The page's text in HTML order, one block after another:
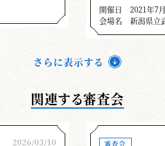
開催日
2021年7月
会場名
新潟県立
さらに表示する
関連する審査会
2026/03/10 審査会